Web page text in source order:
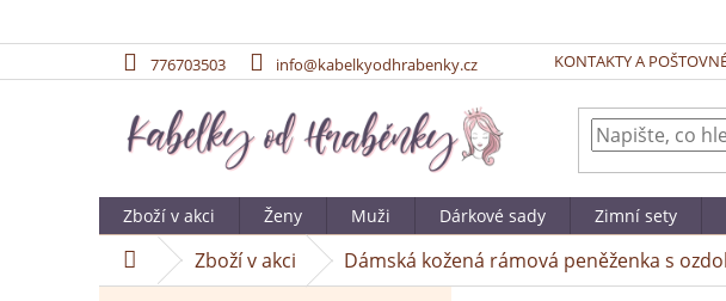
776703503 info@kabelkyodhrabenky.cz KONTAKTY A
Zboží v akci Ženy Muži Dárkové sady Zimní sety
DomůZboží v akci Dámská kožená rámová peněženka s